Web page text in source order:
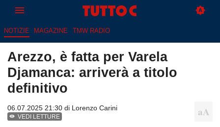
NOTIZIE MAGAZINE TMW RADIO
Arezzo, è fatta per Varela
Djamanca: arriverà a titolo
definitivo
06.07.2025 21:30 di Lorenzo Carini
VEDI LETTURE